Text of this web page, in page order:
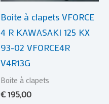
Boite à clapets VFORCE
4 R KAWASAKI 125 KX
93-02 VFORCE4R
V4R13G
Boite à clapets
€195,00